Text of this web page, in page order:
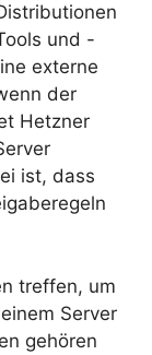
und -
externe
der
Hetzner
ist, dass
treffen, um
Server
gehören